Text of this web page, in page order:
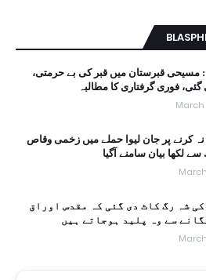
مسیحی قبرستان میں قبر کی بے حرمتی،
فوری گرفتاری کا مطالبہ
کرنے پر جان لیوا حملے میں زخمی وقاص
لکھا بیان سامنے آگیا
شہ رگ کاٹ دی گئی کہ مقدس اوراق
سے وہ پلید ہوجاتے ہیں